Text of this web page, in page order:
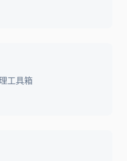
工具箱